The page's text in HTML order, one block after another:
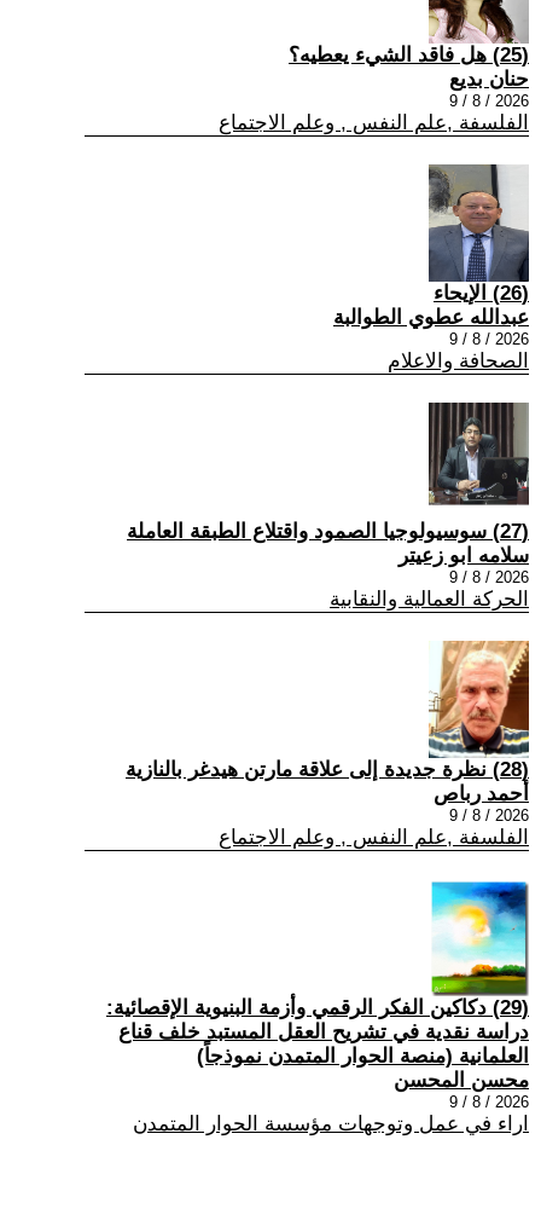
(25) هل فاقد الشيء يعطيه؟
حنان بديع
2026 / 8 / 9
الفلسفة ,علم النفس , وعلم الاجتماع
(26) الإيحاء
عبدالله عطوي الطوالبة
2026 / 8 / 9
الصحافة والاعلام
(27) سوسيولوجيا الصمود واقتلاع الطبقة العاملة
سلامه ابو زعيتر
2026 / 8 / 9
الحركة العمالية والنقابية
(28) نظرة جديدة إلى علاقة مارتن هيدغر بالنازية
أحمد رباص
2026 / 8 / 9
الفلسفة ,علم النفس , وعلم الاجتماع
(29) دكاكين الفكر الرقمي وأزمة البنيوية الإقصائية:
دراسة نقدية في تشريح العقل المستبد خلف قناع
العلمانية (منصة الحوار المتمدن نموذجاً)
محسن المحسن
2026 / 8 / 9
اراء في عمل وتوجهات مؤسسة الحوار المتمدن